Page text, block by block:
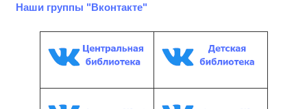
Наши группы "Вконтакте"